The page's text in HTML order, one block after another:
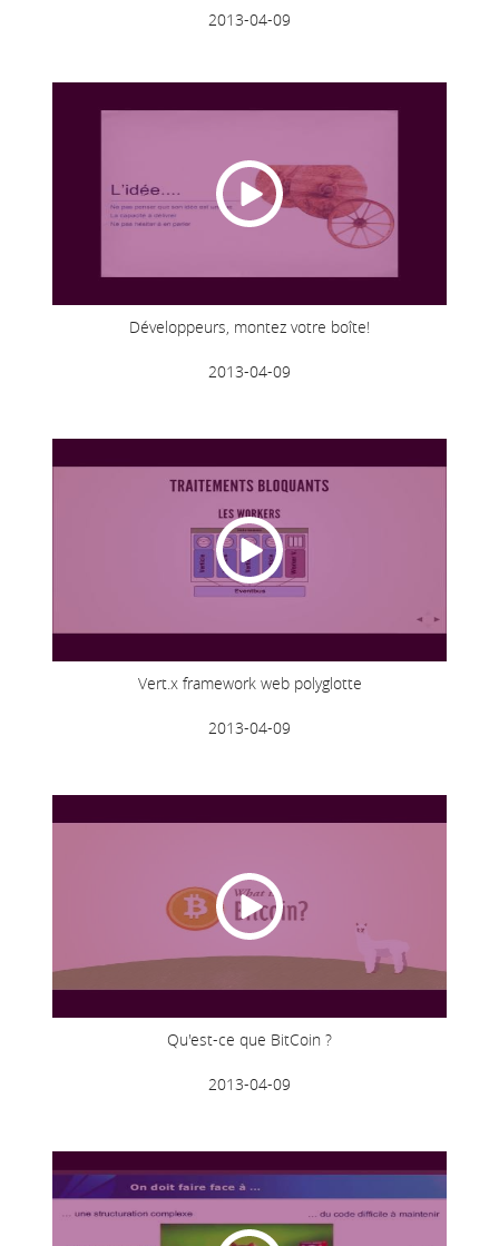
2013-04-09
Développeurs, montez votre boîte!
2013-04-09
Vert.x framework web polyglotte
2013-04-09
Qu'est-ce que BitCoin ?
2013-04-09